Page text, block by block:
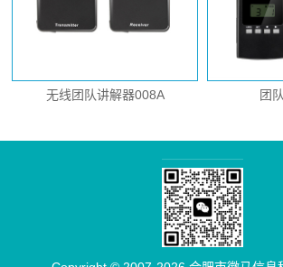
无线团队讲解器008A 团